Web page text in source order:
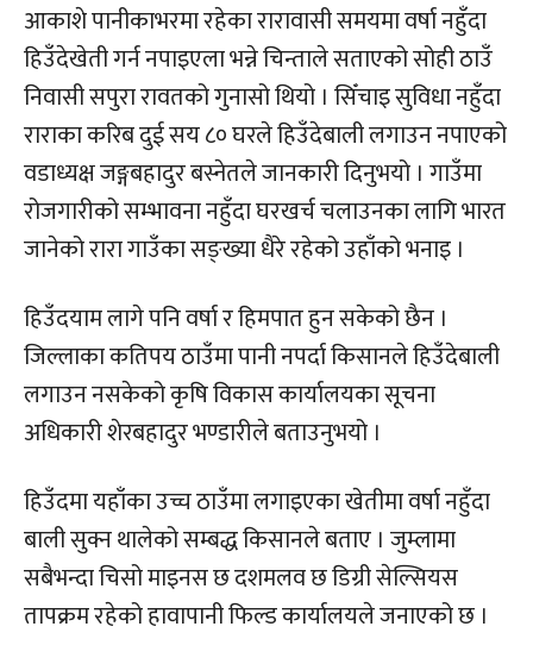
आकाशे पानीकाभरमा रहेका रारावासी समयमा वर्षा नहुँदा
हिउँदेखेती गर्न नपाइएला भन्ने चिन्ताले सताएको सोही ठाउँ
निवासी सपुरा रावतको गुनासो थियो । सिँचाइ सुविधा नहुँदा
राराका करिब दुई सय ८० घरले हिउँदेबाली लगाउन नपाएको
वडाध्यक्ष जङ्गबहादुर बस्नेतले जानकारी दिनुभयो । गाउँमा
रोजगारीको सम्भावना नहुँदा घरखर्च चलाउनका लागि भारत
जानेको रारा गाउँका सङ्ख्या धैरे रहेको उहाँको भनाइ ।
हिउँदयाम लागे पनि वर्षा र हिमपात हुन सकेको छैन ।
जिल्लाका कतिपय ठाउँमा पानी नपर्दा किसानले हिउँदेबाली
लगाउन नसकेको कृषि विकास कार्यालयका सूचना
अधिकारी शेरबहादुर भण्डारीले बताउनुभयो ।
हिउँदमा यहाँका उच्च ठाउँमा लगाइएका खेतीमा वर्षा नहुँदा
बाली सुक्न थालेको सम्बद्ध किसानले बताए । जुम्लामा
सबैभन्दा चिसो माइनस छ दशमलव छ डिग्री सेल्सियस
तापक्रम रहेको हावापानी फिल्ड कार्यालयले जनाएको छ ।